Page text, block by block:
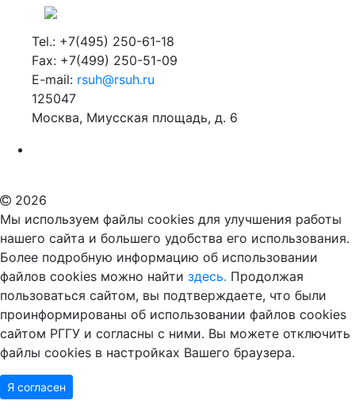
Tel.: +7(495) 250-61-18
Fax: +7(499) 250-51-09
E-mail: rsuh@rsuh.ru
125047
Москва, Миусская площадь, д. 6
2026
Мы используем файлы cookies для улучшения работы
нашего сайта и большего удобства его использования.
Более подробную информацию об использовании
файлов cookies можно найти здесь. Продолжая
пользоваться сайтом, вы подтверждаете, что были
проинформированы об использовании файлов cookies
сайтом РГГУ и согласны с ними. Вы можете отключить
файлы cookies в настройках Вашего браузера.
Я согласен